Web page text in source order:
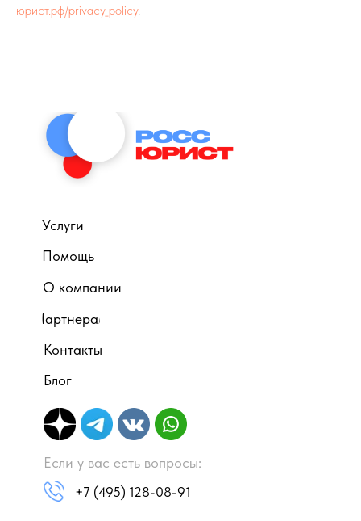
юрист.рф/privacy_policy.
Если у вас есть вопросы:
Партнерам
Блог
Услуги
Помощь
Контакты
+7 (495) 128-08-91
О компании